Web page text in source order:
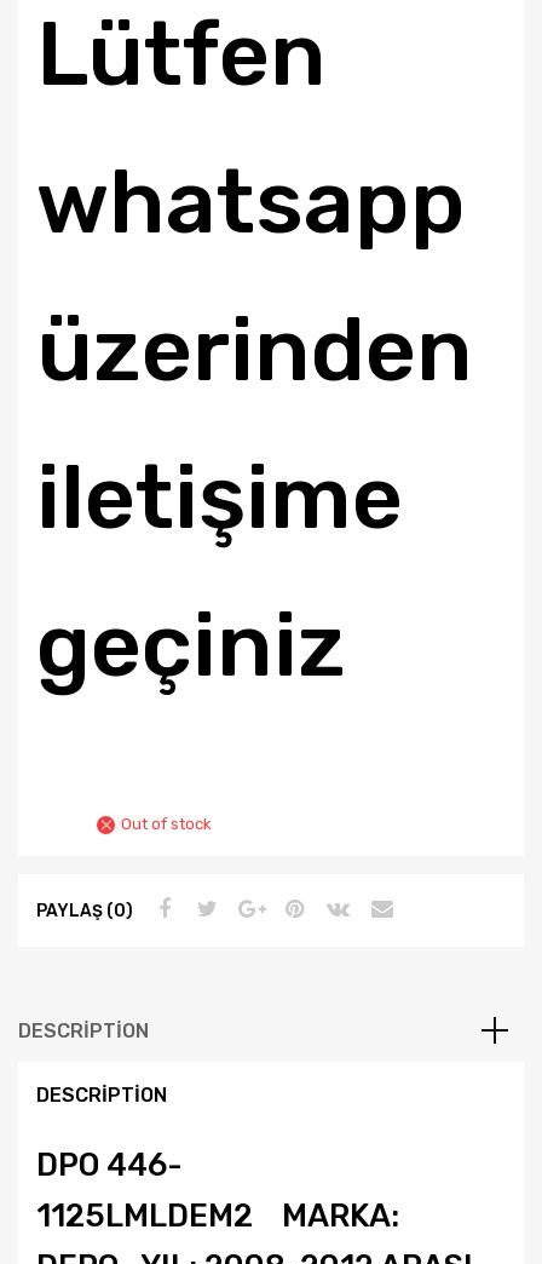
Lütfen
whatsapp
üzerinden
iletişime
geçiniz
Out of stock
PAYLAŞ (0)
DESCRIPTION
DESCRIPTION
DPO 446-
1125LMLDEM2 MARKA: